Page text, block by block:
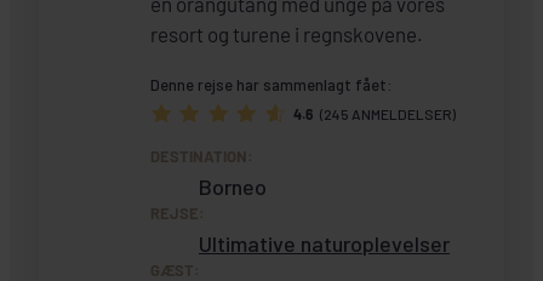
resort og turene i regnskovene.
Denne rejse har sammenlagt fået:
4.6 (245 ANMELDELSER)
DESTINATION:
Borneo
REJSE:
Ultimative naturoplevelser
GÆST: